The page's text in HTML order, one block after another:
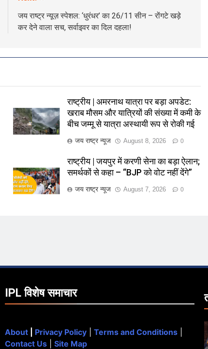
जय राष्ट्र न्यूज़ स्पेशल: ‘धुरंधर’ का 26/11 सीन – रोंगटे खड़े
कर देने वाला सच, सर्वाइवर का दिल दहला!
राष्ट्रीय | अमरनाथ यात्रा पर बड़ा अपडेट:
खराब मौसम और यात्रियों की संख्या में कमी के
बीच जम्मू से यात्रा अस्थायी रूप से रोकी गई
जय राष्ट्र न्यूज August 8, 2026 0
राष्ट्रीय | जयपुर में करणी सेना का बड़ा ऐलान;
समर्थकों से कहा – “BJP को वोट नहीं देंगे”
जय राष्ट्र न्यूज August 7, 2026 0
IPL विशेष समाचार
About Privacy Policy Terms and Conditions
Contact Us
Site Map